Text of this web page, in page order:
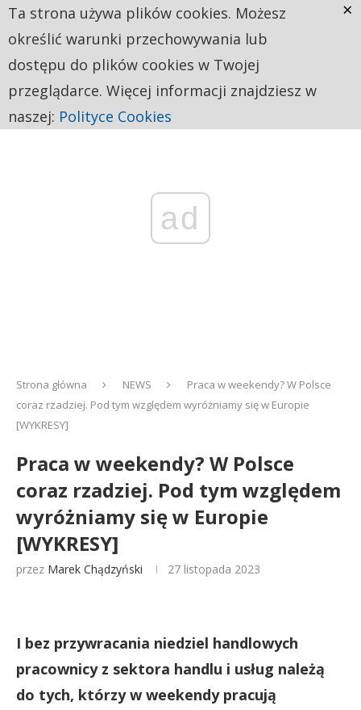
ad
Strona główna NEWS
Praca w weekendy? W Polsce
coraz rzadziej. Pod tym względem wyróżniamy się w Europie
[WYKRESY]
Praca w weekendy? W Polsce
coraz rzadziej. Pod tym względem
wyróżniamy się w Europie
[WYKRESY]
przez Marek Chądzyński 27 listopada 2023
I bez przywracania niedziel handlowych
pracownicy z sektora handlu i usług należą
do tych, którzy w weekendy pracują
Ta strona używa plików cookies. Możesz
określić warunki przechowywania lub
dostępu do plików cookies w Twojej
przeglądarce. Więcej informacji znajdziesz w
naszej: Polityce Cookies
×